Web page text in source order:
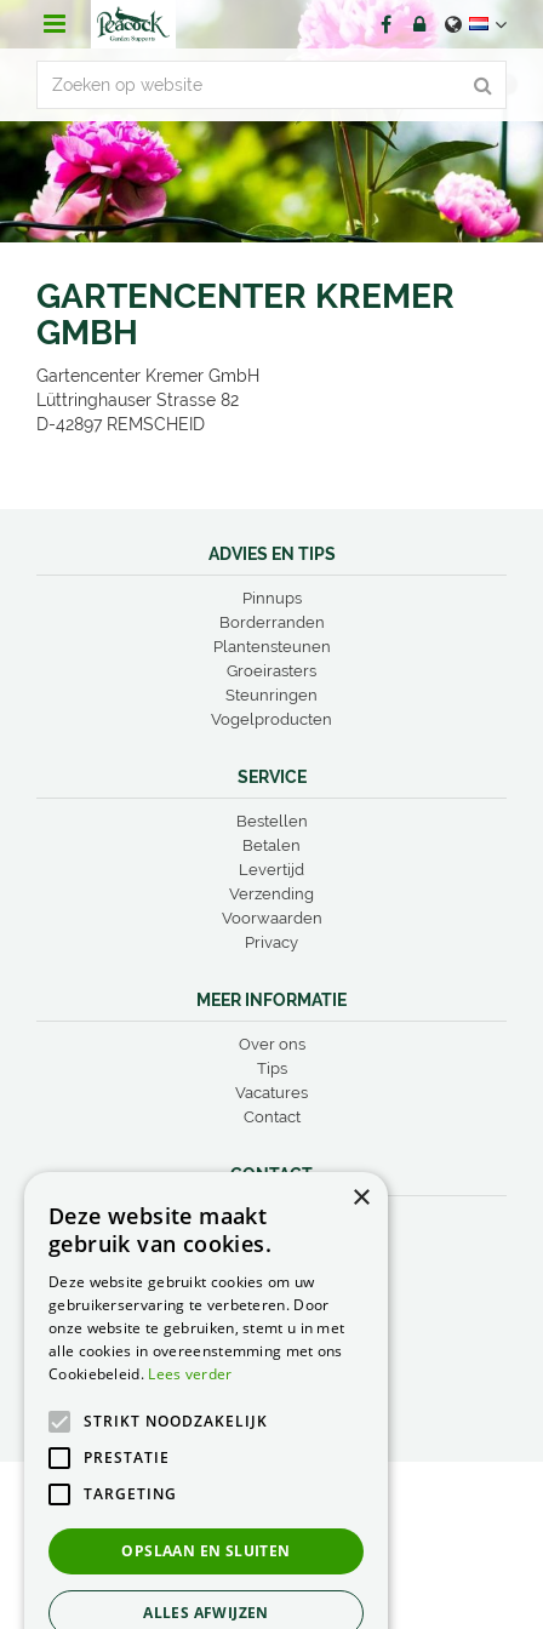
r
n
t
GARTENCENTER KREMER
GMBH
Gartencenter Kremer GmbH
Lüttringhauser Strasse 82
D-42897 REMSCHEID
ADVIES EN TIPS
Pinnups
Borderranden
Plantensteunen
Groeirasters
Steunringen
Vogelproducten
SERVICE
Bestellen
Betalen
Levertijd
Verzending
Voorwaarden
Privacy
MEER INFORMATIE
Over ons
Tips
Vacatures
Contact
CONTACT
Peacock Garden Supports
Industrieweg 22
Nederland
0499 57 40 80
F. 0499 57 40 84
E.peacock@peacock.nl
Privacy Statement
Green Solutions
×
Deze website maakt
gebruik van cookies.
Deze website gebruikt cookies om uw
gebruikerservaring te verbeteren. Door
onze website te gebruiken, stemt u in met
alle cookies in overeenstemming met ons
Cookiebeleid. Lees verder
STRIKT NOODZAKELIJK
PRESTATIE
TARGETING
OPSLAAN EN SLUITEN
ALLES AFWIJZEN